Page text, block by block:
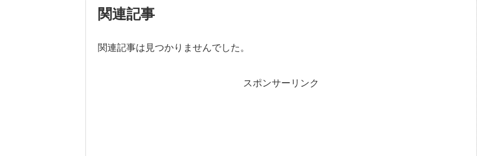
関連記事
関連記事は見つかりませんでした。
スポンサーリンク